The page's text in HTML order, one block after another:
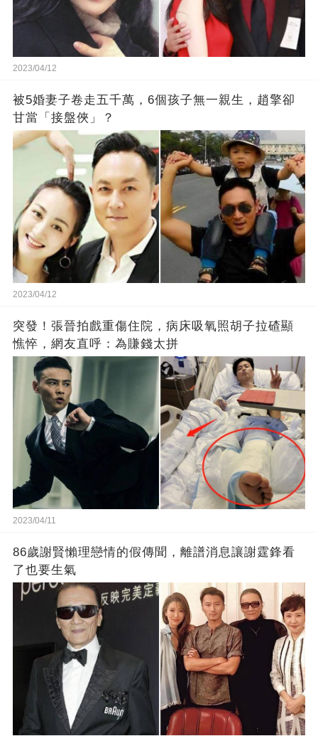
2023/04/12
被5婚妻子卷走五千萬，6個孩子無一親生，趙擎卻
甘當「接盤俠」？
2023/04/12
突發！張晉拍戲重傷住院，病床吸氧照胡子拉碴顯
憔悴，網友直呼：為賺錢太拼
2023/04/11
86歲謝賢懶理戀情的假傳聞，離譜消息讓謝霆鋒看
了也要生氣